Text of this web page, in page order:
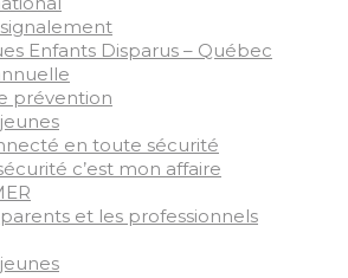
Enfants Disparus – Québec
prévention
en toute sécurité
c’est mon affaire
et les professionnels